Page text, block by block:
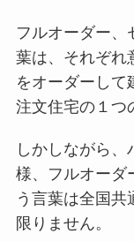
フルオーダー、
葉は、それぞれ
をオーダーして
注文住宅の１つ
しかしながら、
様、フルオーダ
う言葉は全国共
限りません。